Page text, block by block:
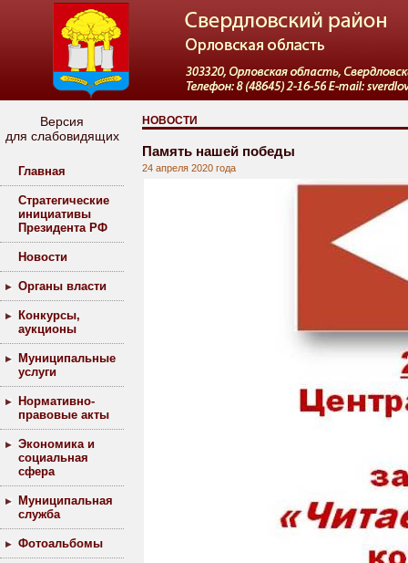
Версия
для слабовидящих
Главная
Стратегические
инициативы
Президента РФ
Новости
Органы власти
Конкурсы,
аукционы
Муниципальные
услуги
Нормативно-
правовые акты
Экономика и
социальная
сфера
Муниципальная
служба
Фотоальбомы
НОВОСТИ
Память нашей победы
24 апреля 2020 года